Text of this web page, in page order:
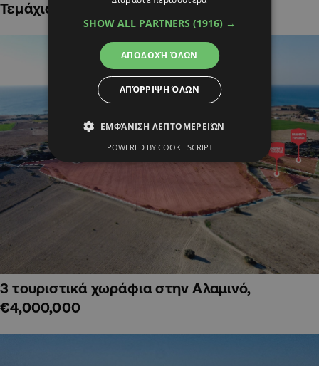
Τεμάχια Γης σε Οικιστικές Περιοχές
3 τουριστικά χωράφια στην Αλαμινό,
€4,000,000
SHOW ALL PARTNERS (1916) →
ΑΠΟΔΟΧΉ ΌΛΩΝ
ΑΠΌΡΡΙΨΗ ΌΛΩΝ
ΕΜΦΆΝΙΣΗ ΛΕΠΤΟΜΕΡΕΙΏΝ
POWERED BY COOKIESCRIPT